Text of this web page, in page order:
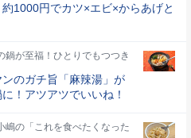
1000円でカツ×エビ×からあげと
鍋が至福！ひとりでもつつき
のガチ旨「麻辣湯」が
！アツアツでいいね！
嶋の「これを食べたくなった